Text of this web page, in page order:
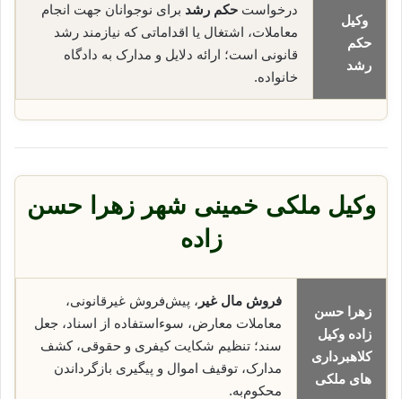
وکیل
حکم
رشد
درخواست حکم رشد برای نوجوانان جهت انجام
معاملات، اشتغال یا اقداماتی که نیازمند رشد
قانونی است؛ ارائه دلایل و مدارک به دادگاه
خانواده.
وکیل ملکی خمینی شهر زهرا حسن
زاده
زهرا حسن
زاده وکیل
کلاهبرداری
های ملکی
فروش مال غیر ، پیش‌فروش غیرقانونی،
معاملات معارض، سوء‌استفاده از اسناد، جعل
سند؛ تنظیم شکایت کیفری و حقوقی، کشف
مدارک، توقیف اموال و پیگیری بازگرداندن
محکوم‌به.